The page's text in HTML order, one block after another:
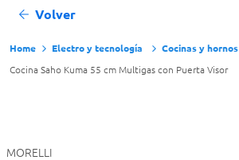
Volver
Electro y tecnología Cocinas y hornos
Cocina Saho Kuma 55 cm Multigas con Puerta Visor
MORELLI
Yerba
Cerveza
Doves